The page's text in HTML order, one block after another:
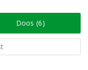
Doos (6)